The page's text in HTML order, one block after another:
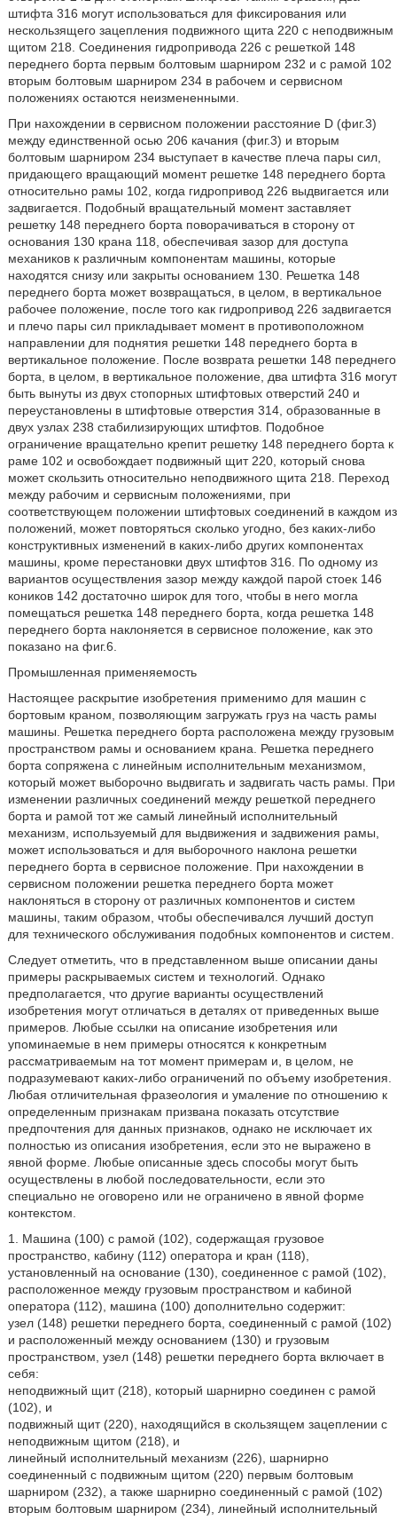
штифта 316 могут использоваться для фиксирования или
нескользящего зацепления подвижного щита 220 с неподвижным
щитом 218. Соединения гидропривода 226 с решеткой 148
переднего борта первым болтовым шарниром 232 и с рамой 102
вторым болтовым шарниром 234 в рабочем и сервисном
положениях остаются неизмененными.
При нахождении в сервисном положении расстояние D (фиг.3)
между единственной осью 206 качания (фиг.3) и вторым
болтовым шарниром 234 выступает в качестве плеча пары сил,
придающего вращающий момент решетке 148 переднего борта
относительно рамы 102, когда гидропривод 226 выдвигается или
задвигается. Подобный вращательный момент заставляет
решетку 148 переднего борта поворачиваться в сторону от
основания 130 крана 118, обеспечивая зазор для доступа
механиков к различным компонентам машины, которые
находятся снизу или закрыты основанием 130. Решетка 148
переднего борта может возвращаться, в целом, в вертикальное
рабочее положение, после того как гидропривод 226 задвигается
и плечо пары сил прикладывает момент в противоположном
направлении для поднятия решетки 148 переднего борта в
вертикальное положение. После возврата решетки 148 переднего
борта, в целом, в вертикальное положение, два штифта 316 могут
быть вынуты из двух стопорных штифтовых отверстий 240 и
переустановлены в штифтовые отверстия 314, образованные в
двух узлах 238 стабилизирующих штифтов. Подобное
ограничение вращательно крепит решетку 148 переднего борта к
раме 102 и освобождает подвижный щит 220, который снова
может скользить относительно неподвижного щита 218. Переход
между рабочим и сервисным положениями, при
соответствующем положении штифтовых соединений в каждом из
положений, может повторяться сколько угодно, без каких-либо
конструктивных изменений в каких-либо других компонентах
машины, кроме перестановки двух штифтов 316. По одному из
вариантов осуществления зазор между каждой парой стоек 146
коников 142 достаточно широк для того, чтобы в него могла
помещаться решетка 148 переднего борта, когда решетка 148
переднего борта наклоняется в сервисное положение, как это
показано на фиг.6.
Промышленная применяемость
Настоящее раскрытие изобретения применимо для машин с
бортовым краном, позволяющим загружать груз на часть рамы
машины. Решетка переднего борта расположена между грузовым
пространством рамы и основанием крана. Решетка переднего
борта сопряжена с линейным исполнительным механизмом,
который может выборочно выдвигать и задвигать часть рамы. При
изменении различных соединений между решеткой переднего
борта и рамой тот же самый линейный исполнительный
механизм, используемый для выдвижения и задвижения рамы,
может использоваться и для выборочного наклона решетки
переднего борта в сервисное положение. При нахождении в
сервисном положении решетка переднего борта может
наклоняться в сторону от различных компонентов и систем
машины, таким образом, чтобы обеспечивался лучший доступ
для технического обслуживания подобных компонентов и систем.
Следует отметить, что в представленном выше описании даны
примеры раскрываемых систем и технологий. Однако
предполагается, что другие варианты осуществлений
изобретения могут отличаться в деталях от приведенных выше
примеров. Любые ссылки на описание изобретения или
упоминаемые в нем примеры относятся к конкретным
рассматриваемым на тот момент примерам и, в целом, не
подразумевают каких-либо ограничений по объему изобретения.
Любая отличительная фразеология и умаление по отношению к
определенным признакам призвана показать отсутствие
предпочтения для данных признаков, однако не исключает их
полностью из описания изобретения, если это не выражено в
явной форме. Любые описанные здесь способы могут быть
осуществлены в любой последовательности, если это
специально не оговорено или не ограничено в явной форме
контекстом.
1. Машина (100) с рамой (102), содержащая грузовое
пространство, кабину (112) оператора и кран (118),
установленный на основание (130), соединенное с рамой (102),
расположенное между грузовым пространством и кабиной
оператора (112), машина (100) дополнительно содержит:
узел (148) решетки переднего борта, соединенный с рамой (102)
и расположенный между основанием (130) и грузовым
пространством, узел (148) решетки переднего борта включает в
себя:
неподвижный щит (218), который шарнирно соединен с рамой
(102), и
подвижный щит (220), находящийся в скользящем зацеплении с
неподвижным щитом (218), и
линейный исполнительный механизм (226), шарнирно
соединенный с подвижным щитом (220) первым болтовым
шарниром (232), а также шарнирно соединенный с рамой (102)
вторым болтовым шарниром (234), линейный исполнительный